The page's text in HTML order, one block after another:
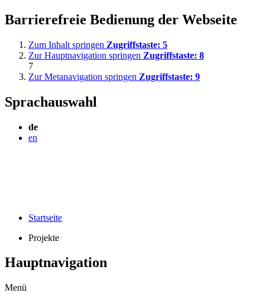
Barrierefreie Bedienung der Webseite
Zum Inhalt springen Zugriffstaste: 5
Zur Hauptnavigation springen Zugriffstaste: 8
7
Zur Metanavigation springen Zugriffstaste: 9
Sprachauswahl
de
en
Startseite
Projekte
Hauptnavigation
Menü